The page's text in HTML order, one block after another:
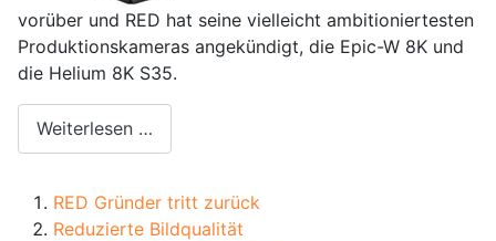
vorüber und RED hat seine vielleicht ambitioniertesten
Produktionskameras angekündigt, die Epic-W 8K und
die Helium 8K S35.
Weiterlesen …
RED Gründer tritt zurück
Reduzierte Bildqualität